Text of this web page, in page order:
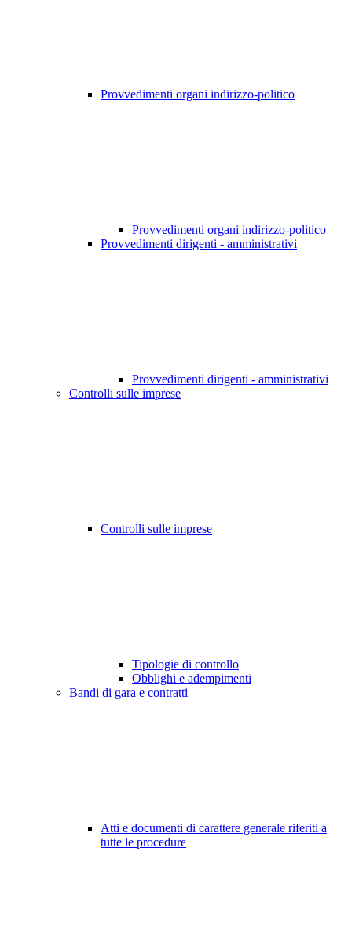
Provvedimenti organi indirizzo-politico
Provvedimenti organi indirizzo-politico
Provvedimenti dirigenti - amministrativi
Provvedimenti dirigenti - amministrativi
Controlli sulle imprese
Controlli sulle imprese
Tipologie di controllo
Obblighi e adempimenti
Bandi di gara e contratti
Atti e documenti di carattere generale riferiti a
tutte le procedure